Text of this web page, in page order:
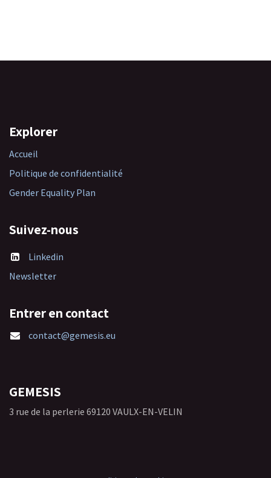
Explorer
Accueil
Politique de confidentialité
Gender Equality Plan
Suivez-nous
Linkedin
Newsletter
Entrer en contact
contact@gemesis.eu
GEMESIS
3 rue de la perlerie 69120 VAULX-EN-VELIN